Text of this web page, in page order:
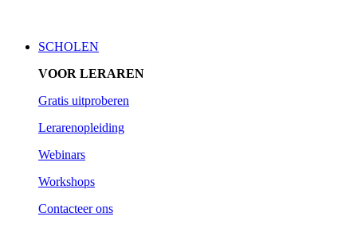
SCHOLEN
VOOR LERAREN
Gratis uitproberen
Lerarenopleiding
Webinars
Workshops
Contacteer ons